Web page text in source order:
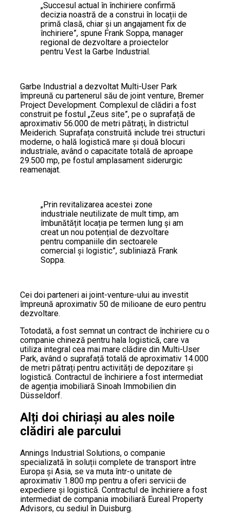
„Succesul actual în închiriere confirmă
decizia noastră de a construi în locații de
primă clasă, chiar și un angajament fix de
închiriere”, spune Frank Soppa, manager
regional de dezvoltare a proiectelor
pentru Vest la Garbe Industrial.
Garbe Industrial a dezvoltat Multi-User Park
împreună cu partenerul său de joint venture, Bremer
Project Development. Complexul de clădiri a fost
construit pe fostul „Zeus site”, pe o suprafață de
aproximativ 56.000 de metri pătrați, în districtul
Meiderich. Suprafața construită include trei structuri
moderne, o hală logistică mare și două blocuri
industriale, având o capacitate totală de aproape
29.500 mp, pe fostul amplasament siderurgic
reamenajat.
„Prin revitalizarea acestei zone
industriale neutilizate de mult timp, am
îmbunătățit locația pe termen lung și am
creat un nou potențial de dezvoltare
pentru companiile din sectoarele
comercial și logistic”, subliniază Frank
Soppa.
Cei doi parteneri ai joint-venture-ului au investit
împreună aproximativ 50 de milioane de euro pentru
dezvoltare.
Totodată, a fost semnat un contract de închiriere cu o
companie chineză pentru hala logistică, care va
utiliza integral cea mai mare clădire din Multi-User
Park, având o suprafață totală de aproximativ 14.000
de metri pătrați pentru activități de depozitare și
logistică. Contractul de închiriere a fost intermediat
de agenția imobiliară Sinoah Immobilien din
Düsseldorf.
Alți doi chiriași au ales noile
clădiri ale parcului
Annings Industrial Solutions, o companie
specializată în soluții complete de transport între
Europa și Asia, se va muta într-o unitate de
aproximativ 1.800 mp pentru a oferi servicii de
expediere și logistică. Contractul de închiriere a fost
intermediat de compania imobiliară Eureal Property
Advisors, cu sediul în Duisburg.